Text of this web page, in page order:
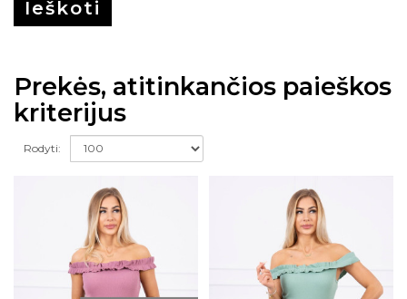
Prekės, atitinkančios paieškos
kriterijus
Rodyti: